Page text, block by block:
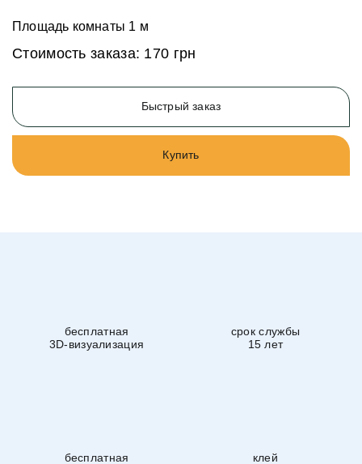
Площадь комнаты 1 м
Стоимость заказа: 170 грн
Быстрый заказ
Купить
бесплатная
3D-визуализация
срок службы
15 лет
бесплатная
клей